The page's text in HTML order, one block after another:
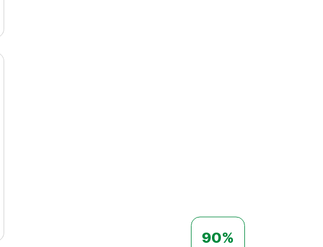
90%